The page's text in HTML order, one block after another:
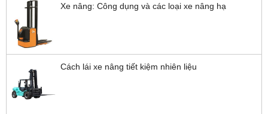
Xe nâng: Công dụng và các loại xe nâng hạ
Cách lái xe nâng tiết kiệm nhiên liệu